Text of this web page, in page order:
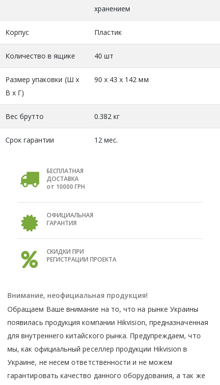
хранением
Корпус Пластик
Количество в ящике 40 шт
Размер упаковки (Ш х
В х Г)
90 x 43 x 142 мм
Вес брутто 0.382 кг
Срок гарантии 12 мес.
БЕСПЛАТНАЯ
ДОСТАВКА
от 10000 ГРН
ОФИЦИАЛЬНАЯ
ГАРАНТИЯ
СКИДКИ ПРИ
РЕГИСТРАЦИИ ПРОЕКТА
Внимание, неофициальная продукция!
Обращаем Ваше внимание на то, что на рынке Украины
появилась продукция компании Hikvision, предназначенная
для внутреннего китайского рынка. Предупреждаем, что
мы, как официальный реселлер продукции Hikvision в
Украине, не несем ответственности и не можем
гарантировать качество данного оборудования, а так же